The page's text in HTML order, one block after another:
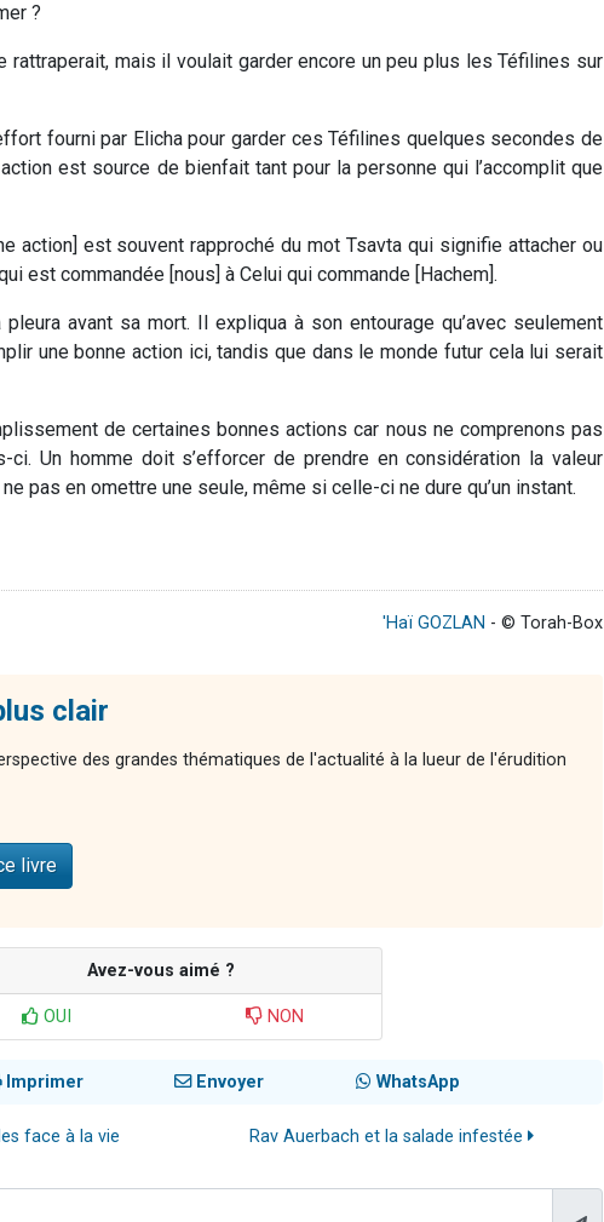
?
rattraperait, mais il voulait garder encore un peu plus les Téfilines sur
fourni par Elicha pour garder ces Téfilines quelques secondes de
est source de bienfait tant pour la personne qui l’accomplit que
action] est souvent rapproché du mot Tsavta qui signifie attacher ou
est commandée [nous] à Celui qui commande [Hachem].
avant sa mort. Il expliqua à son entourage qu’avec seulement
une bonne action ici, tandis que dans le monde futur cela lui serait
de certaines bonnes actions car nous ne comprenons pas
ci. Un homme doit s’efforcer de prendre en considération la valeur
pas en omettre une seule, même si celle-ci ne dure qu’un instant.
'Haï GOZLAN - © Torah-Box
clair
des grandes thématiques de l'actualité à la lueur de l'érudition
livre
Avez-vous aimé ?
OUI NON
Imprimer Envoyer WhatsApp
face à la vie Rav Auerbach et la salade infestée